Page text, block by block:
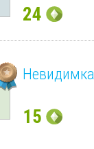
24
Невидимка
15